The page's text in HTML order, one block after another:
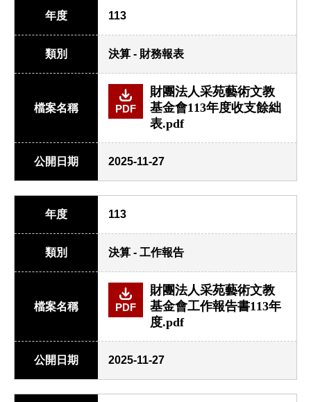
年度 113
類別 決算 - 財務報表
檔案名稱 PDF
財團法人采苑藝術文教
基金會113年度收支餘絀
表.pdf
公開日期 2025-11-27
年度 113
類別 決算 - 工作報告
檔案名稱 PDF
財團法人采苑藝術文教
基金會工作報告書113年
度.pdf
公開日期 2025-11-27